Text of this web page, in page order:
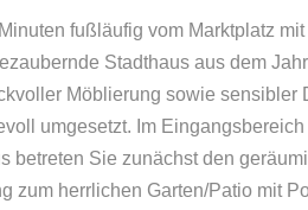
fußläufig vom Marktplatz
Stadthaus aus dem
Möblierung sowie
umgesetzt. Im
betreten Sie zunächst den
zum herrlichen Garten/Patio mit